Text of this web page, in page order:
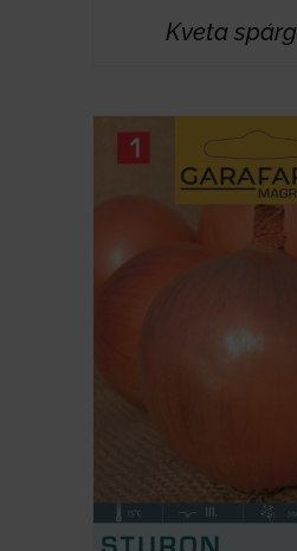
Kveta
RÉSZLETEK